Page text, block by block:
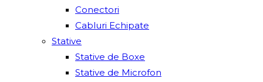
Conectori
Cabluri Echipate
Stative
Stative de Boxe
Stative de Microfon